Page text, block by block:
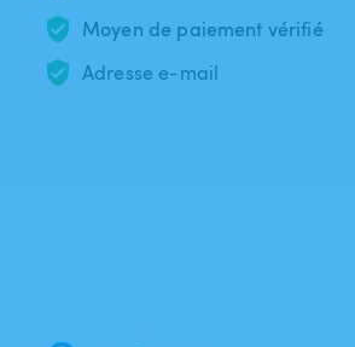
Moyen de paiement vérifié
Adresse e-mail